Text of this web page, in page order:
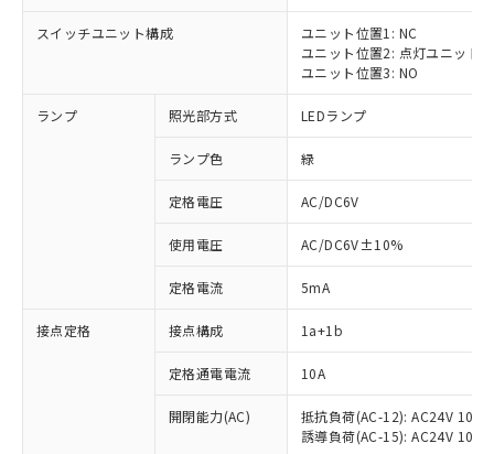
スイッチユニット構成
ユニット位置1: NC
ユニット位置2: 点灯ユニット
ユニット位置3: NO
ランプ 照光部方式 LEDランプ
ランプ色 緑
定格電圧 AC/DC6V
使用電圧 AC/DC6V±10%
定格電流 5mA
接点定格 接点構成 1a+1b
定格通電電流 10A
開閉能力(AC)
抵抗負荷(AC-12): AC24V 10A/
誘導負荷(AC-15): AC24V
ご利用条件
ご利用ください。
非含有に対応した製品が提供可能な商品で
有に対応した製品に切り替える予定のある
対応予定なし：EU RoHS指令（10物質）の
非含有に非対応の商品で、対応品を出す予
定はありません。
調査・確認中：EU RoHS指令（10物質）の